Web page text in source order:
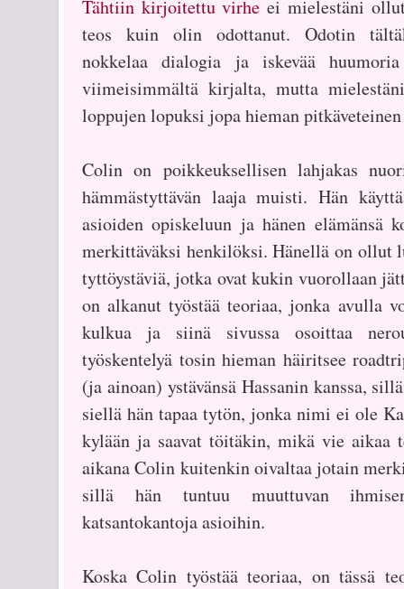
Tähtiin kirjoitettu virhe ei mielestäni
teos kuin olin odottanut. Odotin
nokkelaa dialogia ja iskevää
viimeisimmältä kirjalta, mutta
loppujen lopuksi jopa hieman
Colin on poikkeuksellisen lahjakas
hämmästyttävän laaja muisti. Hän
asioiden opiskeluun ja hänen elämänsä
merkittäväksi henkilöksi. Hänellä on ollut
tyttöystäviä, jotka ovat kukin vuorollaan
on alkanut työstää teoriaa, jonka avulla
kulkua ja siinä sivussa osoittaa
työskentelyä tosin hieman häiritsee
(ja ainoan) ystävänsä Hassanin kanssa,
siellä hän tapaa tytön, jonka nimi ei ole
kylään ja saavat töitäkin, mikä vie aikaa
aikana Colin kuitenkin oivaltaa jotain
sillä hän tuntuu muuttuvan
katsantokantoja asioihin.
Koska Colin työstää teoriaa, on tässä